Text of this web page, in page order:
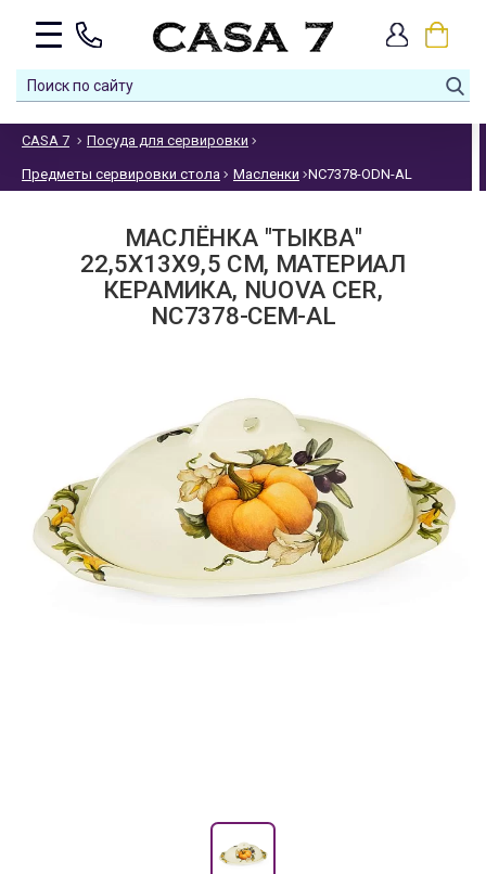
CASA 7 Посуда для сервировки
Предметы сервировки стола Масленки NC7378-ODN-AL
МАСЛЁНКА "ТЫКВА"
22,5X13X9,5 СМ, МАТЕРИАЛ
КЕРАМИКА, NUOVA CER,
NC7378-CEM-AL